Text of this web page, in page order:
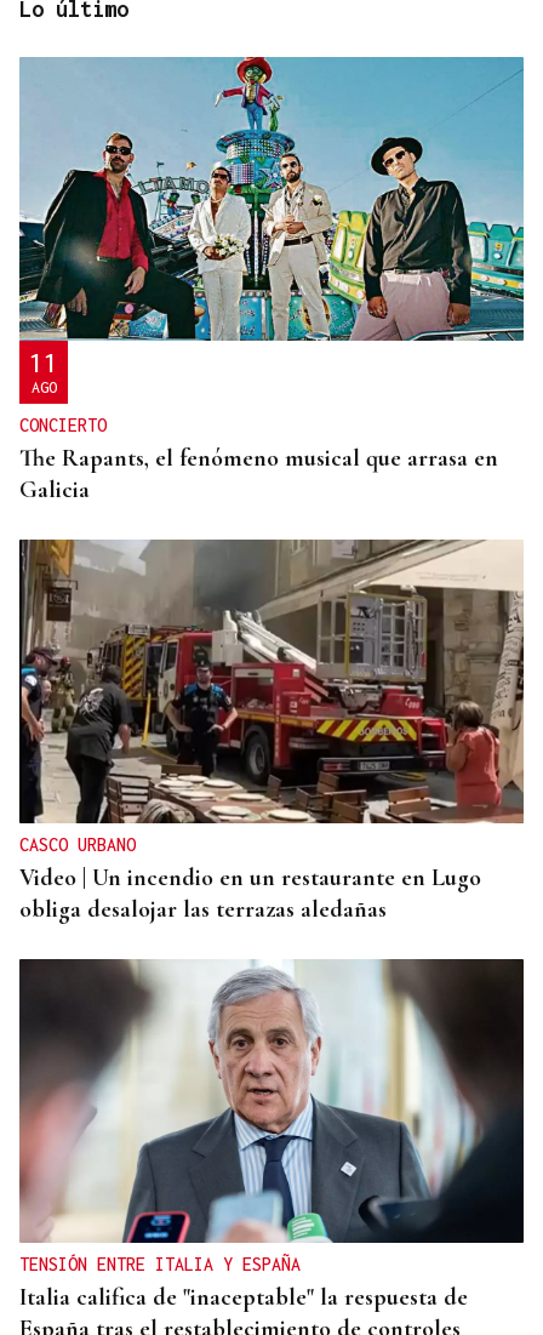
HELICOPTERO MEDICALIZADO
Un motorista en estado grave tras una colisión en
Velle
Lo último
11
AGO
CONCIERTO
The Rapants, el fenómeno musical que arrasa en
Galicia
CASCO URBANO
Video | Un incendio en un restaurante en Lugo
obliga desalojar las terrazas aledañas
TENSIÓN ENTRE ITALIA Y ESPAÑA
Italia califica de "inaceptable" la respuesta de
España tras el restablecimiento de controles